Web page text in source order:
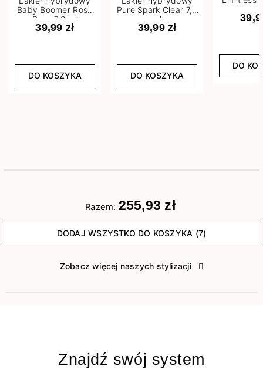
Baby Boomer Rose
Base 7,2 ml
39,99 zł
DO KOSZYKA
Pure Spark Clear 7,2
ml
39,99 zł
DO KOSZYKA
DO
Razem: 255,93 zł
DODAJ WSZYSTKO DO KOSZYKA (7)
Zobacz więcej naszych stylizacji
Znajdź swój system